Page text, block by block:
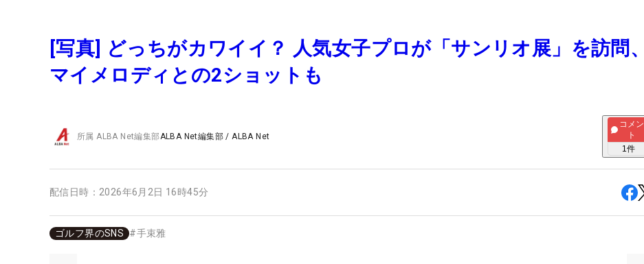
[写真] どっちがカワイイ？ 人気女子プロが「サンリオ展」を訪問、
マイメロディとの2ショットも
所属ALBA Net編集部ALBA Net編集部 /ALBA Net
コメン
ト
1件
配信日時： 2026年6月2日 16時45分
ゴルフ界のSNS #手束雅